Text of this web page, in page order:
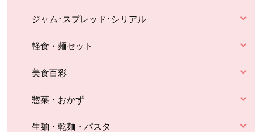
ジャム･スプレッド･シリアル
軽食・麺セット
美食百彩
惣菜・おかず
生麺・乾麺・パスタ